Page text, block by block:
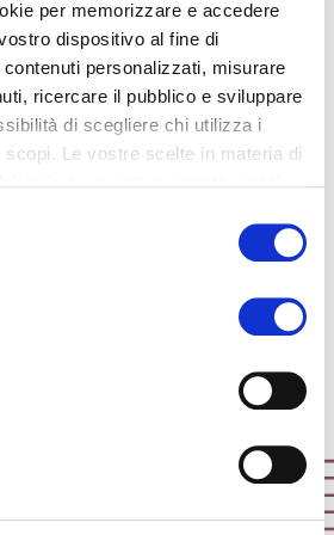
per memorizzare e accedere
dispositivo al fine di
personalizzati, misurare
ricercare il pubblico e sviluppare
di scegliere chi utilizza i
Le vostre scelte in materia di
il proprio consenso in qualsiasi
sui cookie o facendo clic
sulla tua posizione
di qualche
dispositivo, scansionandolo